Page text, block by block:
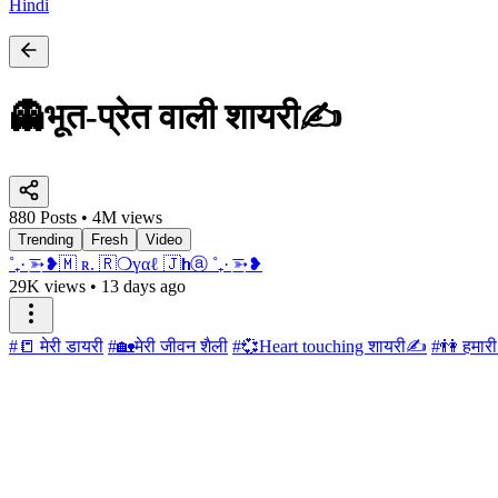
Hindi
👻भूत-प्रेत वाली शायरी✍️
880 Posts • 4M views
Trending Fresh Video
˚₊· ͟͟͞͞➳❥​🇲 ʀ. ​🇷❍үαℓ ​🇯𝐡ⓐ ˚₊· ͟͟͞͞➳❥
29K views • 13 days ago
#📒 मेरी डायरी #🏡मेरी जीवन शैली #💞Heart touching शायरी✍️ #👫